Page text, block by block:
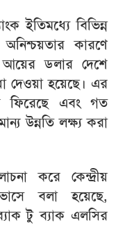
ইতিমধ্যে বিভিন্ন
অনিশ্চয়তার কারণে
ডলার দেশে
দেওয়া হয়েছে। এর
ফিরেছে এবং গত
উন্নতি লক্ষ্য করা
করে কেন্দ্রীয়
বলা হয়েছে,
টু ব্যাক এলসির